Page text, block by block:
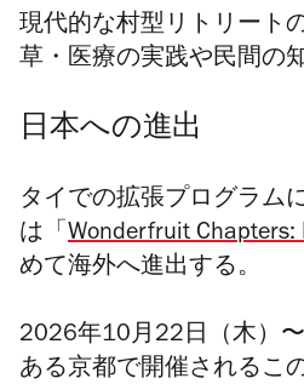
現代的な村型リトリート
草・医療の実践や民間の
日本への進出
タイでの拡張プログラム
は「 Wonderfruit Chapters:
めて海外へ進出する。
2026年10月22日（木）
ある京都で開催されるこ